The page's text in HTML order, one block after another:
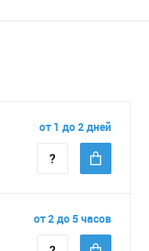
от 1 до 2 дней
от 2 до 5 часов